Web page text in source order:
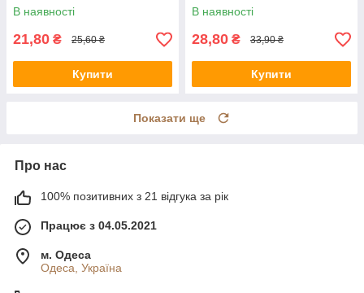
В наявності
21,80 ₴ 25,60 ₴
Купити
В наявності
28,80 ₴ 33,90 ₴
Купити
Показати ще
Про нас
100% позитивних з 21 відгука за рік
Працює з 04.05.2021
м. Одеса
Одеса, Україна